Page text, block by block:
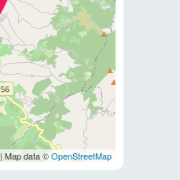
| Map data ©OpenStreetMap